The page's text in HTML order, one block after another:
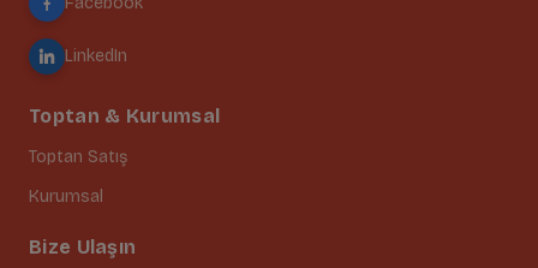
LinkedIn
Toptan & Kurumsal
Toptan Satış
Kurumsal
Bize Ulaşın